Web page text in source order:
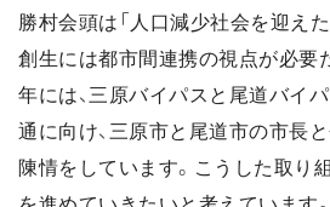
勝村会頭は「人口減少社会を迎え
創生には都市間連携の視点が必要
年には、三原バイパスと尾道バイ
通に向け、三原市と尾道市の市長
陳情をしています。こうした取り